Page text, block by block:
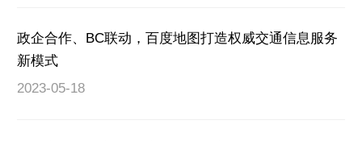
政企合作、BC联动，百度地图打造权威交通信息服务
新模式
2023-05-18